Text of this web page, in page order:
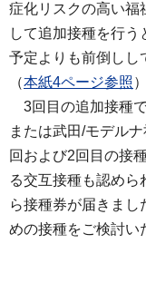
症化リスクの高い福
して追加接種を行
予定よりも前倒しし
（本紙4ページ参照）
3回目 の追加接種
または武田/モデル
回および2回目の接
る交互接種も認め
ら接種券が届きま
めの接種をご検討い